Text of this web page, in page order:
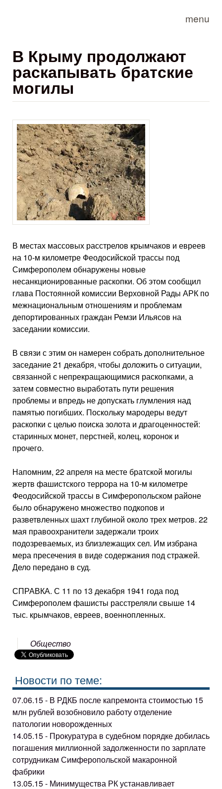
menu
В Крыму продолжают
раскапывать братские
могилы
В местах массовых расстрелов крымчаков и евреев
на 10-м километре Феодосийской трассы под
Симферополем обнаружены новые
несанкционированные раскопки. Об этом сообщил
глава Постоянной комиссии Верховной Рады АРК по
межнациональным отношениям и проблемам
депортированных граждан Ремзи Ильясов на
заседании комиссии.
В связи с этим он намерен собрать дополнительное
заседание 21 декабря, чтобы доложить о ситуации,
связанной с непрекращающимися раскопками, а
затем совместно выработать пути решения
проблемы и впредь не допускать глумления над
памятью погибших. Поскольку мародеры ведут
раскопки с целью поиска золота и драгоценностей:
старинных монет, перстней, колец, коронок и
прочего.
Напомним, 22 апреля на месте братской могилы
жертв фашистского террора на 10-м километре
Феодосийской трассы в Симферопольском районе
было обнаружено множество подкопов и
разветвленных шахт глубиной около трех метров. 22
мая правоохранители задержали троих
подозреваемых, из близлежащих сел. Им избрана
мера пресечения в виде содержания под стражей.
Дело передано в суд.
СПРАВКА. С 11 по 13 декабря 1941 года под
Симферополем фашисты расстреляли свыше 14
тыс. крымчаков, евреев, военнопленных.
Общество
Новости по теме:
07.06.15 - В РДКБ после капремонта стоимостью 15
млн рублей возобновило работу отделение
патологии новорожденных
14.05.15 - Прокуратура в судебном порядке добилась
погашения миллионной задолженности по зарплате
сотрудникам Симферопольской макаронной
фабрики
13.05.15 - Минимущества РК устанавливает